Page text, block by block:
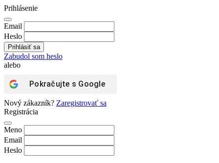
Prihlásenie
Email
Heslo
Zabudol som heslo
alebo
Pokračujte s Google
Nový zákazník? Zaregistrovať sa
Registrácia
Meno
Email
Heslo